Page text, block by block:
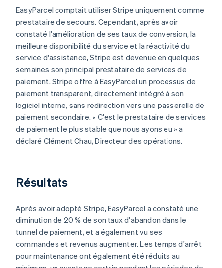
EasyParcel comptait utiliser Stripe uniquement comme
prestataire de secours. Cependant, après avoir
constaté l'amélioration de ses taux de conversion, la
meilleure disponibilité du service et la réactivité du
service d'assistance, Stripe est devenue en quelques
semaines son principal prestataire de services de
paiement. Stripe offre à EasyParcel un processus de
paiement transparent, directement intégré à son
logiciel interne, sans redirection vers une passerelle de
paiement secondaire. « C'est le prestataire de services
de paiement le plus stable que nous ayons eu » a
déclaré Clément Chau, Directeur des opérations.
Résultats
Après avoir adopté Stripe, EasyParcel a constaté une
diminution de 20 % de son taux d'abandon dans le
tunnel de paiement, et a également vu ses
commandes et revenus augmenter. Les temps d'arrêt
pour maintenance ont également été réduits au